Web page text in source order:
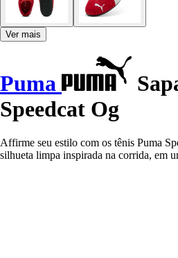
Ver mais
Puma
Speedcat Og
Affirme seu estilo com os tênis Puma
silhueta limpa inspirada na corrida, em